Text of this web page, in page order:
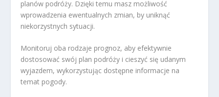
planów podróży. Dzięki temu masz możliwość
wprowadzenia ewentualnych zmian, by uniknąć
niekorzystnych sytuacji.
Monitoruj oba rodzaje prognoz, aby efektywnie
dostosować swój plan podróży i cieszyć się udanym
wyjazdem, wykorzystując dostępne informacje na
temat pogody.